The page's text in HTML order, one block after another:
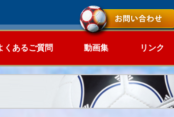
くあるご質問 動画集 リンク